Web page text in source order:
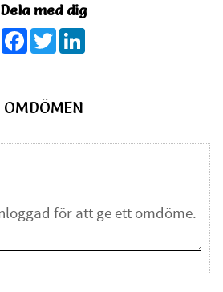
Dela med dig
Facebook
Twitter
OMDÖMEN